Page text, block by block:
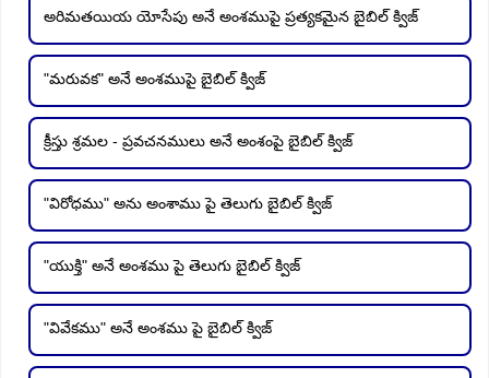
అరిమతయియ యోసేపు అనే అంశముపై ప్రత్యకమైన బైబిల్ క్విజ్
"మరువక" అనే అంశముపై బైబిల్ క్విజ్
క్రీస్తు శ్రమల - ప్రవచనములు అనే అంశంపై బైబిల్ క్విజ్
"విరోధము" అను అంశాము పై తెలుగు బైబిల్ క్విజ్
"యుక్తి" అనే అంశము పై తెలుగు బైబిల్ క్విజ్
"వివేకము" అనే అంశము పై బైబిల్ క్విజ్